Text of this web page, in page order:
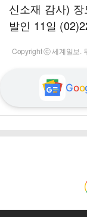
신소재 감사)
발인 11일
Copyright ⓒ 세계일보.
Goo